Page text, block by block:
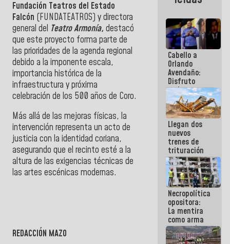
Fundación Teatros del Estado
Falcón (FUNDATEATROS) y directora
general del Teatro Armonía, destacó
que este proyecto forma parte de
las prioridades de la agenda regional
debido a la imponente escala,
importancia histórica de la
infraestructura y próxima
celebración de los 500 años de Coro.
Más allá de las mejoras físicas, la
intervención representa un acto de
justicia con la identidad coriana,
asegurando que el recinto esté a la
altura de las exigencias técnicas de
las artes escénicas modernas.
REDACCIÓN MAZO
Cabello a
Orlando
Avendaño:
Disfruto
cada vez
que escribes
porque lo
que haces
es
embarrarla
Llegan dos
nuevos
trenes de
trituración
para
optimizar
manejo de
escombros
en La Guaira
Necropolítica
opositora:
La mentira
como arma
contra el
Pueblo